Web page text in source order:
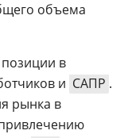
объема
позиции в
и САПР .
рынка в